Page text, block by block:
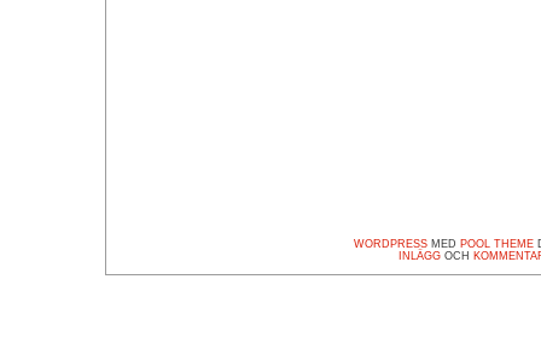
WORDPRESSMED POOL THEME
INLÄGGOCH